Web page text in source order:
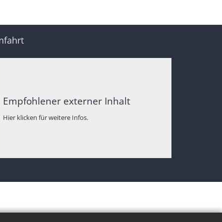
Empfohlener externer Inhalt
Hier klicken für weitere Infos.